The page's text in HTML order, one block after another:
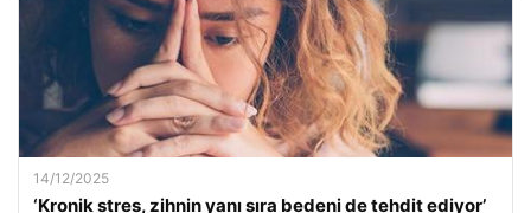
14/12/2025
‘Kronik stres, zihnin yanı sıra bedeni de tehdit ediyor’